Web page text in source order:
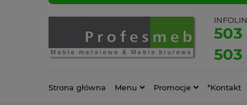
503
503
Strona główna Menu Promocje *Kontakt